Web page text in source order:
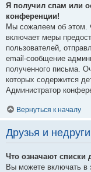
Я получил спам или
конференции!
Мы сожалеем об этом.
включает меры
пользователей,
email-сообщение
полученного письма.
которых содержится
Администратор
Вернуться к началу
Друзья и недруги
Что означают списки
Вы можете включать в